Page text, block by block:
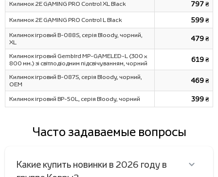
Килимок 2E GAMING PRO Control XL Black 797 ₴
Килимок 2E GAMING PRO Control L Black 599 ₴
Килимок ігровий B-088S, серія Bloody, чорний,
XL
479 ₴
Килимок ігровий Gembird MP-GAMELED-L (300 x
800 мм.) зі світлодіодним підсвічуванням, чорний
619 ₴
Килимок ігровий B-087S, серія Bloody, чорний,
OEM
469 ₴
Килимок ігровий BP-50L, серія Bloody, чорний 399 ₴
Часто задаваемые вопросы
Какие купить новинки в 2026 году в